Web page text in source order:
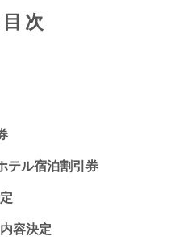
次
テル宿泊割引券
容決定